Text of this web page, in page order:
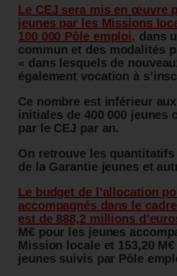
Le CEJ sera mis en œuvre
jeunes par les Missions
100 000 Pôle emploi, dans
commun et des modalités
« dans lesquels de
également vocation à
Ce nombre est inférieur
initiales de 400 000 jeunes
par le CEJ par an.
On retrouve les
de la Garantie jeunes et
Le budget de l’allocation
accompagnés dans le cadre
est de 888,2 millions
M€ pour les jeunes
Mission locale et 153,20
jeunes suivis par Pôle